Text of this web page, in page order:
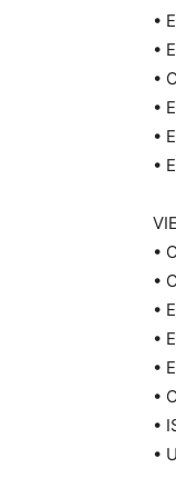
•
•
•
•
•
•
•
•
•
•
•
•
•
•